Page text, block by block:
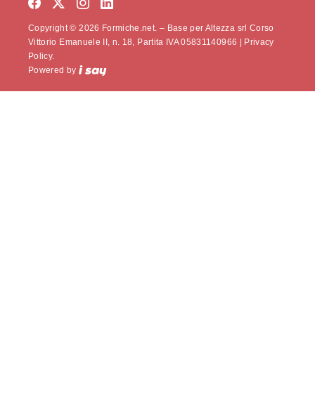
Copyright © 2026 Formiche.net. – Base per Altezza srl Corso
Vittorio Emanuele II, n. 18, Partita IVA 05831140966 |
Privacy
Policy.
Powered by